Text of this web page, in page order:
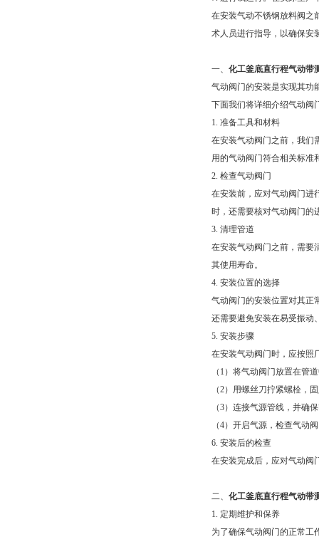
在安装气动不锈钢放料阀之
术人员进行指导，以确保安
一、 化工釜底直行程气动带
气动阀门的安装是实现其功
下面我们将详细介绍气动阀
1. 准备工具和材料
在安装气动阀门之前，我们
用的气动阀门符合相关标准
2. 检查气动阀门
在安装前，应对气动阀门进
时，还需要核对气动阀门的
3. 清理管道
在安装气动阀门之前，需要
其使用寿命。
4. 安装位置的选择
气动阀门的安装位置对其正
还需要避免安装在易受振动
5. 安装步骤
在安装气动阀门时，应按照
（1）将气动阀门放置在管
（2）用螺丝刀拧紧螺栓，
（3）连接气源管线，并确
（4）开启气源，检查气动
6. 安装后的检查
在安装完成后，应对气动阀
二、 化工釜底直行程气动带
1. 定期维护和保养
为了确保气动阀门的正常工